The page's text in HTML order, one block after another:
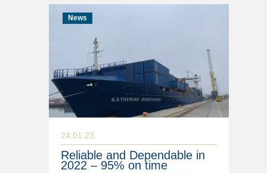
News
24.01.23
Reliable and Dependable in
2022 – 95% on time